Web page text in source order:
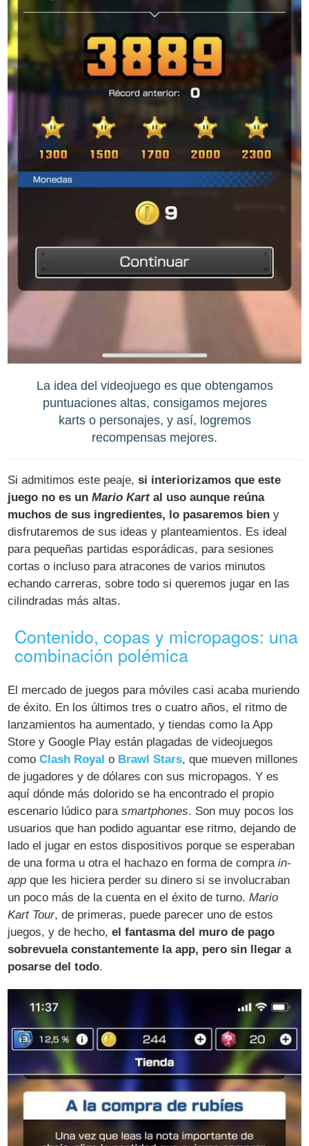
La idea del videojuego es que obtengamos
puntuaciones altas, consigamos mejores
karts o personajes, y así, logremos
recompensas mejores.
Si admitimos este peaje,si interiorizamos que este
juego no es unMario Kartal uso aunque reúna
muchos de sus ingredientes, lo pasaremos bien y
disfrutaremos de sus ideas y planteamientos. Es ideal
para pequeñas partidas esporádicas, para sesiones
cortas o incluso para atracones de varios minutos
echando carreras, sobre todo si queremos jugar en las
cilindradas más altas.
Contenido, copas y micropagos: una
combinación polémica
El mercado de juegos para móviles casi acaba muriendo
de éxito. En los últimos tres o cuatro años, el ritmo de
lanzamientos ha aumentado, y tiendas como la App
Store y Google Play están plagadas de videojuegos
comoClash Royal o Brawl Stars, que mueven millones
de jugadores y de dólares con sus micropagos. Y es
aquí dónde más dolorido se ha encontrado el propio
escenario lúdico parasmartphones. Son muy pocos los
usuarios que han podido aguantar ese ritmo, dejando de
lado el jugar en estos dispositivos porque se esperaban
de una forma u otra el hachazo en forma de comprain-
app que les hiciera perder su dinero si se involucraban
un poco más de la cuenta en el éxito de turno.Mario
Kart Tour, de primeras, puede parecer uno de estos
juegos, y de hecho,el fantasma del muro de pago
sobrevuela constantemente la app, pero sin llegar a
posarse del todo.